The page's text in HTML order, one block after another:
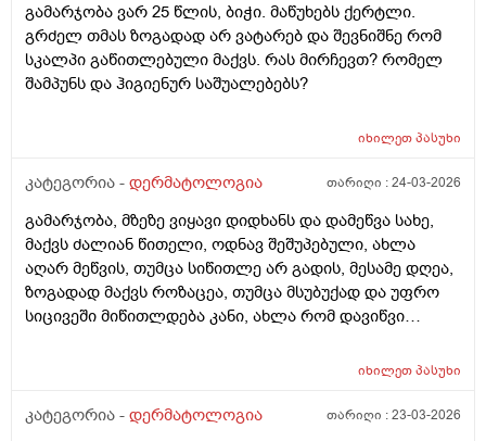
გამარჯობა ვარ 25 წლის, ბიჭი. მაწუხებს ქერტლი.
გრძელ თმას ზოგადად არ ვატარებ და შევნიშნე რომ
სკალპი გაწითლებული მაქვს. რას მირჩევთ? რომელ
შამპუნს და ჰიგიენურ საშუალებებს?
იხილეთპასუხი
კატეგორია - დერმატოლოგია თარიღი :24-03-2026
გამარჯობა, მზეზე ვიყავი დიდხანს და დამეწვა სახე,
მაქვს ძალიან წითელი, ოდნავ შეშუპებული, ახლა
აღარ მეწვის, თუმცა სიწითლე არ გადის, მესამე დღეა,
ზოგადად მაქვს როზაცეა, თუმცა მსუბუქად და უფრო
სიცივეში მიწითლდება კანი, ახლა რომ დავიწვი
შეიძლება რომ უფრო გამიღიზიანდეს? და ამიხილეთპასუხი
კატეგორია - დერმატოლოგია თარიღი :23-03-2026